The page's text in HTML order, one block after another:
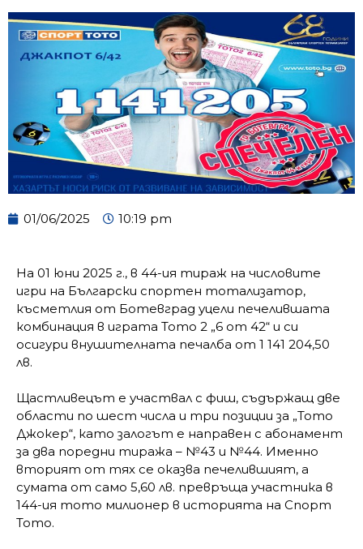
01/06/2025 10:19 pm
На 01 юни 2025 г., в 44-ия тираж на числовите
игри на Български спортен тотализатор,
късметлия от Ботевград уцели печелившата
комбинация в играта Тото 2 „6 от 42“ и си
осигури внушителната печалба от 1 141 204,50
лв.
Щастливецът е участвал с фиш, съдържащ две
области по шест числа и три позиции за „Тото
Джокер“, като залогът е направен с абонамент
за два поредни тиража – №43 и №44. Именно
вторият от тях се оказва печелившият, а
сумата от само 5,60 лв. превръща участника в
144-ия тото милионер в историята на Спорт
Тото.